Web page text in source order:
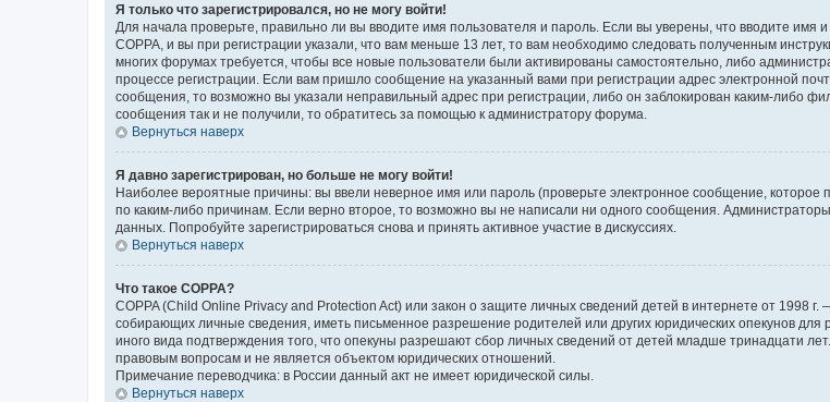
Я только что зарегистрировался, но не могу войти!
Для начала проверьте, правильно ли вы вводите имя пользователя и пароль. Если вы уверены, что вводите
COPPA, и вы при регистрации указали, что вам меньше 13 лет, то вам необходимо следовать полученным
многих форумах требуется, чтобы все новые пользователи были активированы самостоятельно, либо
процессе регистрации. Если вам пришло сообщение на указанный вами при регистрации адрес электронной
сообщения, то возможно вы указали неправильный адрес при регистрации, либо он заблокирован каким-либо
сообщения так и не получили, то обратитесь за помощью к администратору форума.
Вернуться наверх
Я давно зарегистрирован, но больше не могу войти!
Наиболее вероятные причины: вы ввели неверное имя или пароль (проверьте электронное сообщение,
по каким-либо причинам. Если верно второе, то возможно вы не написали ни одного сообщения.
данных. Попробуйте зарегистрироваться снова и принять активное участие в дискуссиях.
Вернуться наверх
Что такое COPPA?
COPPA (Child Online Privacy and Protection Act) или закон о защите личных сведений детей в интернете от 1998
собирающих личные сведения, иметь письменное разрешение родителей или других юридических опекунов
иного вида подтверждения того, что опекуны разрешают сбор личных сведений от детей младше тринадцати
правовым вопросам и не является объектом юридических отношений.
Примечание переводчика: в России данный акт не имеет юридической силы.
Вернуться наверх